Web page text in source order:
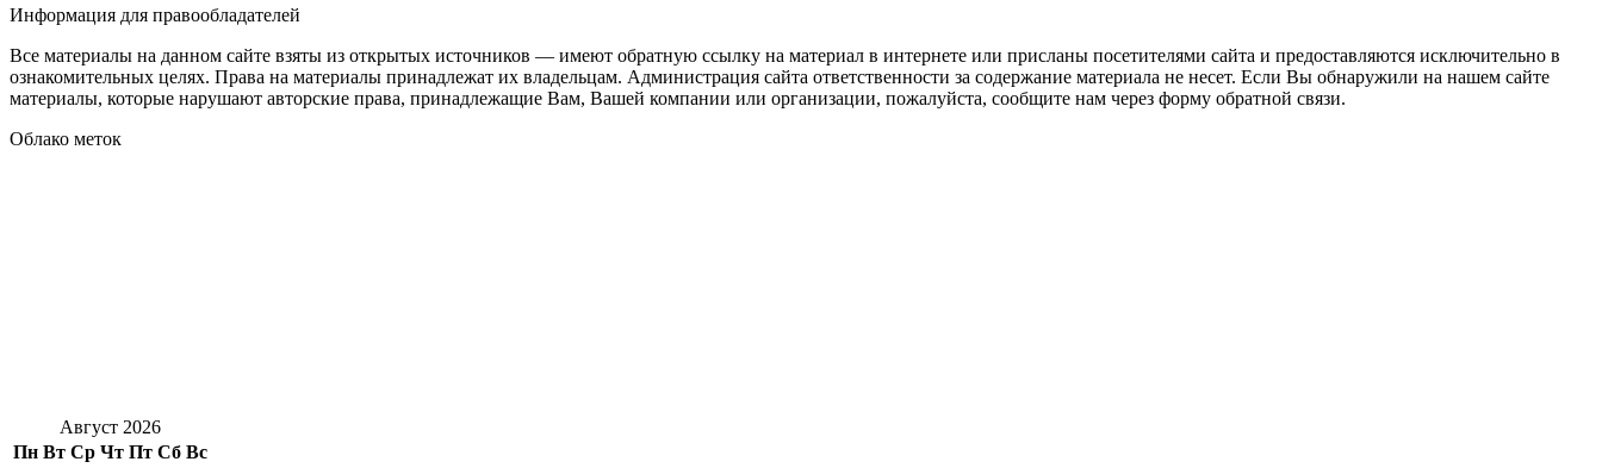
Информация для правообладателей
Все материалы на данном сайте взяты из открытых источников — имеют обратную ссылку на материал в интернете или присланы посетителями сайта и предоставляются исключительно в
ознакомительных целях. Права на материалы принадлежат их владельцам. Администрация сайта ответственности за содержание материала не несет. Если Вы обнаружили на нашем сайте
материалы, которые нарушают авторские права, принадлежащие Вам, Вашей компании или организации, пожалуйста, сообщите нам через форму обратной связи.
Облако меток
Август 2026
Пн Вт Ср Чт Пт Сб Вс